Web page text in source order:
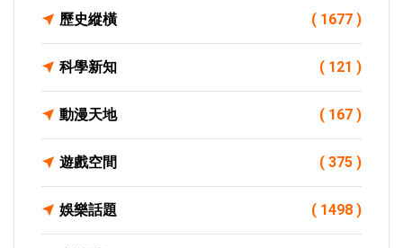
歷史縱橫 ( 1677 )
科學新知 ( 121 )
動漫天地 ( 167 )
遊戲空間 ( 375 )
娛樂話題 ( 1498 )